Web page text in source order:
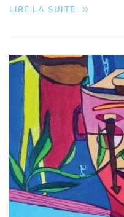
LIRE LA SUITE